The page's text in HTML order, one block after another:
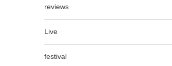
reviews
Live
festival